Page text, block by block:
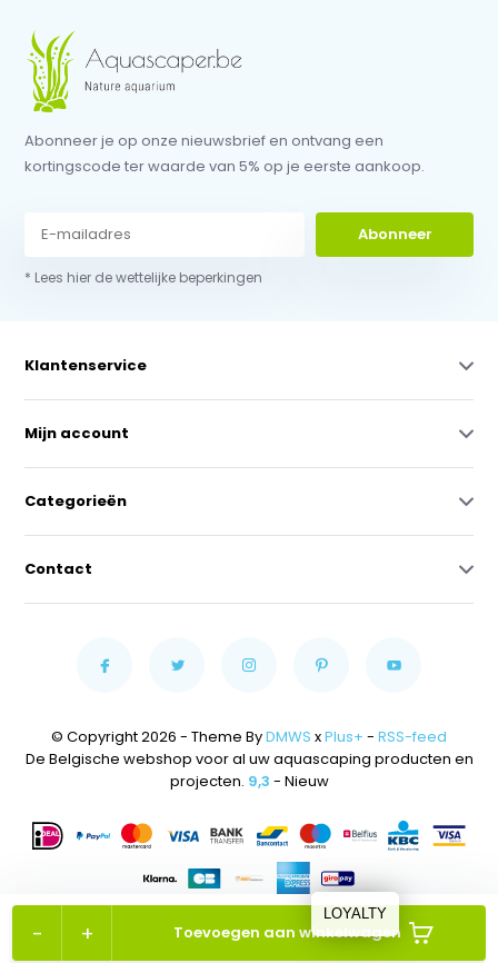
+
- Toevoegen aan winkelwagen
Abonneer je op onze nieuwsbrief en ontvang een
kortingscode ter waarde van 5% op je eerste aankoop.
Abonneer
* Lees hier de wettelijke beperkingen
Klantenservice
Mijn account
Categorieën
Contact
© Copyright 2026 - Theme ByDMWS xPlus+ - RSS-feed
De Belgische webshop voor al uw aquascaping producten en
projecten. 9,3 - Nieuw
LOYALTY